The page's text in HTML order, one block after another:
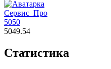
Сервис_Про
5050
5049.54
Статистика